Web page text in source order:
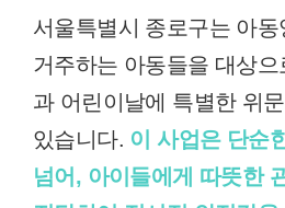
서울특별시 종로구는 아동
거주하는 아동들을 대상
과 어린이날에 특별한 위
있습니다. 이 사업은 단순
넘어, 아이들에게 따뜻한